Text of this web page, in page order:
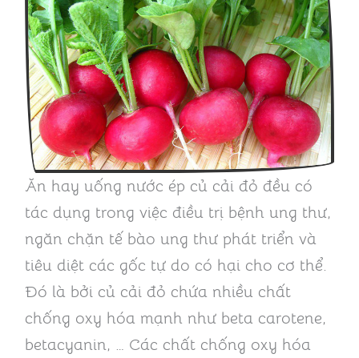
Ăn hay uống nước ép củ cải đỏ đều có
tác dụng trong việc điều trị bệnh ung thư,
ngăn chặn tế bào ung thư phát triển và
tiêu diệt các gốc tự do có hại cho cơ thể.
Đó là bởi củ cải đỏ chứa nhiều chất
chống oxy hóa mạnh như beta carotene,
betacyanin, … Các chất chống oxy hóa